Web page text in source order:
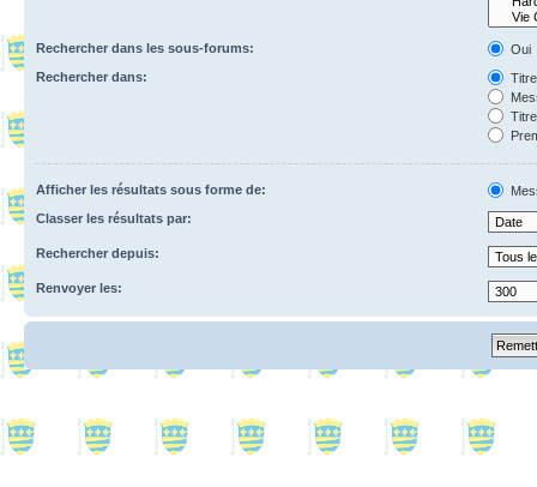
Rechercher dans les sous-forums:
Oui
Rechercher dans:
Afficher les résultats sous forme de:
Classer les résultats par:
Rechercher depuis:
Renvoyer les: